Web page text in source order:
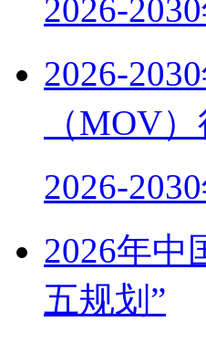
2026-
2026-
（MOV
2026-
2026年中
五规划”